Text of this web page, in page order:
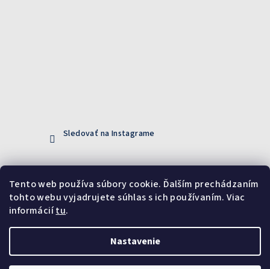
Tento web používa súbory cookie. Ďalším prechádzaním
tohto webu vyjadrujete súhlas s ich používaním. Viac
informáciítu.
Nastavenie
Sledovať na Instagrame
Prijímame online platby